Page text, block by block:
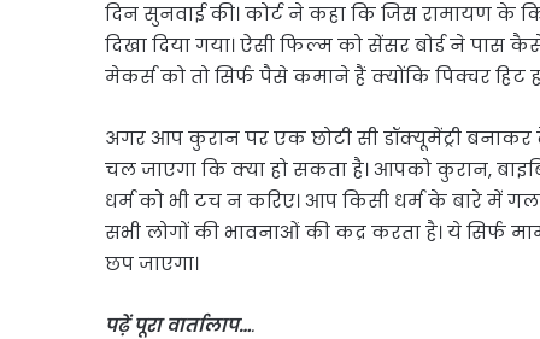
दिन सुनवाई की। कोर्ट ने कहा कि जिस रामायण के
दिखा दिया गया। ऐसी फिल्म को सेंसर बोर्ड ने पास
मेकर्स को तो सिर्फ पैसे कमाने हैं क्योंकि पिक्चर हिट
अगर आप कुरान पर एक छोटी सी डॉक्यूमेंट्री बनाकर
चल जाएगा कि क्या हो सकता है। आपको कुरान,
धर्म को भी टच न करिए। आप किसी धर्म के बारे में
सभी लोगों की भावनाओं की कद्र करता है। ये सिर्फ
छप जाएगा।
पढ़ें पूरा वार्तालाप….